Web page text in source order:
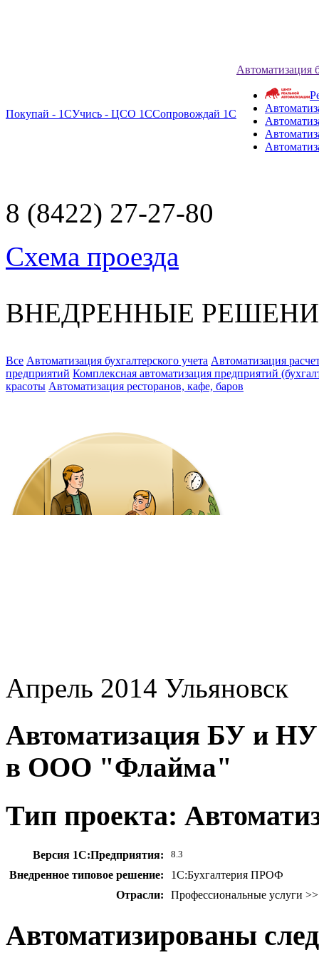
Покупай - 1СУчись - ЦСО 1ССопровождай 1С
Автоматизация
8 (8422) 27-27-80
Схема проезда
ВНЕДРЕННЫЕ
Все Автоматизация бухгалтерского учета Автоматизация
предприятий Комплексная автоматизация предприятий
красоты Автоматизация ресторанов, кафе, баров
Апрель 2014 Ульяновск
Автоматизация БУ и
в ООО "Флайма"
Тип проекта:
Версия 1С:Предприятия: 8.3
Внедренное типовое решение:
1С:Бухгалтерия ПРОФ
Отрасли:
Профессиональные услуги
Автоматизированы